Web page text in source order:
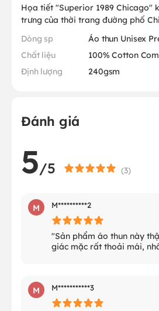
Họa tiết "Superior 1989 Chicago"
trưng của thời trang đường phố
Dòng sp
Áo thun Unisex
Chất liệu
100% Cotton
Định lượng
240gsm
Đánh giá
5/5 (3)
M M**********2
"Sản phẩm áo thun này
giác mặc rất thoải mái,
M M***********3